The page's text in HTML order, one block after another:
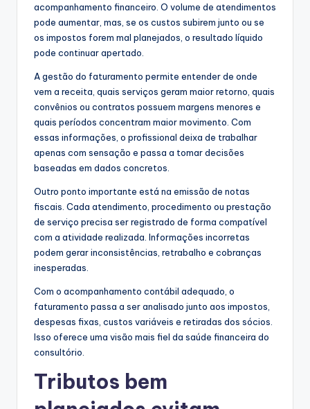
acompanhamento financeiro. O volume de atendimentos
pode aumentar, mas, se os custos subirem junto ou se
os impostos forem mal planejados, o resultado líquido
pode continuar apertado.
A gestão do faturamento permite entender de onde
vem a receita, quais serviços geram maior retorno, quais
convênios ou contratos possuem margens menores e
quais períodos concentram maior movimento. Com
essas informações, o profissional deixa de trabalhar
apenas com sensação e passa a tomar decisões
baseadas em dados concretos.
Outro ponto importante está na emissão de notas
fiscais. Cada atendimento, procedimento ou prestação
de serviço precisa ser registrado de forma compatível
com a atividade realizada. Informações incorretas
podem gerar inconsistências, retrabalho e cobranças
inesperadas.
Com o acompanhamento contábil adequado, o
faturamento passa a ser analisado junto aos impostos,
despesas fixas, custos variáveis e retiradas dos sócios.
Isso oferece uma visão mais fiel da saúde financeira do
consultório.
Tributos bem